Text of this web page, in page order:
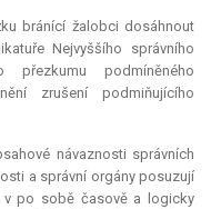
bránící žalobci dosáhnout
Nejvyššího správního
podmíněného
zrušení podmiňujícího
návaznosti správních
a správní orgány posuzují
v po sobě časově a logicky